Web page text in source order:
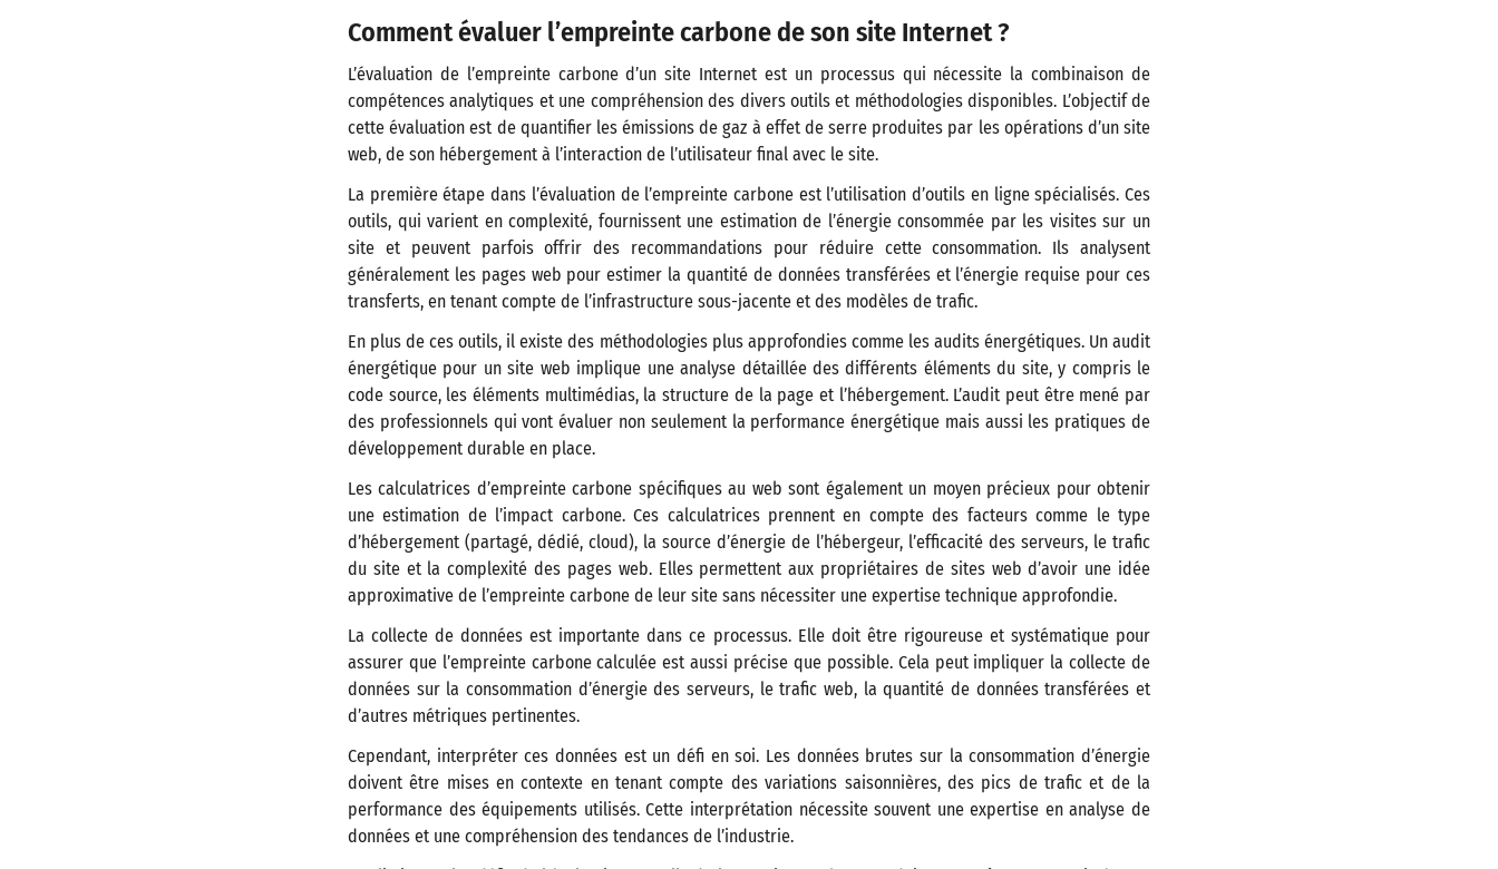
Comment évaluer l’empreinte carbone de son site Internet ?
L’évaluation de l’empreinte carbone d’un site Internet est un processus qui nécessite la combinaison de
compétences analytiques et une compréhension des divers outils et méthodologies disponibles. L’objectif de
cette évaluation est de quantifier les émissions de gaz à effet de serre produites par les opérations d’un site
web, de son hébergement à l’interaction de l’utilisateur final avec le site.
La première étape dans l’évaluation de l’empreinte carbone est l’utilisation d’outils en ligne spécialisés. Ces
outils, qui varient en complexité, fournissent une estimation de l’énergie consommée par les visites sur un
site et peuvent parfois offrir des recommandations pour réduire cette consommation. Ils analysent
généralement les pages web pour estimer la quantité de données transférées et l’énergie requise pour ces
transferts, en tenant compte de l’infrastructure sous-jacente et des modèles de trafic.
En plus de ces outils, il existe des méthodologies plus approfondies comme les audits énergétiques. Un audit
énergétique pour un site web implique une analyse détaillée des différents éléments du site, y compris le
code source, les éléments multimédias, la structure de la page et l’hébergement. L’audit peut être mené par
des professionnels qui vont évaluer non seulement la performance énergétique mais aussi les pratiques de
développement durable en place.
Les calculatrices d’empreinte carbone spécifiques au web sont également un moyen précieux pour obtenir
une estimation de l’impact carbone. Ces calculatrices prennent en compte des facteurs comme le type
d’hébergement (partagé, dédié, cloud), la source d’énergie de l’hébergeur, l’efficacité des serveurs, le trafic
du site et la complexité des pages web. Elles permettent aux propriétaires de sites web d’avoir une idée
approximative de l’empreinte carbone de leur site sans nécessiter une expertise technique approfondie.
La collecte de données est importante dans ce processus. Elle doit être rigoureuse et systématique pour
assurer que l’empreinte carbone calculée est aussi précise que possible. Cela peut impliquer la collecte de
données sur la consommation d’énergie des serveurs, le trafic web, la quantité de données transférées et
d’autres métriques pertinentes.
Cependant, interpréter ces données est un défi en soi. Les données brutes sur la consommation d’énergie
doivent être mises en contexte en tenant compte des variations saisonnières, des pics de trafic et de la
performance des équipements utilisés. Cette interprétation nécessite souvent une expertise en analyse de
données et une compréhension des tendances de l’industrie.